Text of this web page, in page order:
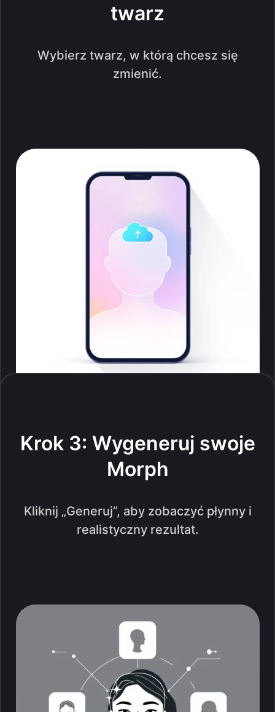
twarz
Wybierz twarz, w którą chcesz się
zmienić.
Krok 3: Wygeneruj swoje
Morph
Kliknij „Generuj”, aby zobaczyć płynny i
realistyczny rezultat.